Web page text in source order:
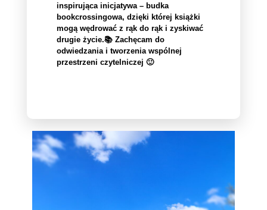
inspirująca inicjatywa – budka
bookcrossingowa, dzięki której książki
mogą wędrować z rąk do rąk i zyskiwać
drugie życie.📚 Zachęcam do
odwiedzania i tworzenia wspólnej
przestrzeni czytelniczej 🙂